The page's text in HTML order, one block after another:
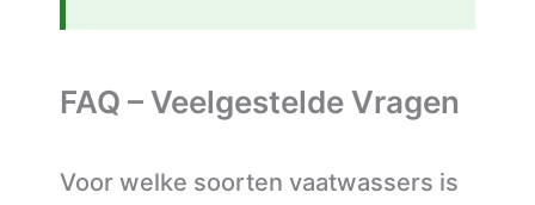
FAQ – Veelgestelde Vragen
Voor welke soorten vaatwassers is